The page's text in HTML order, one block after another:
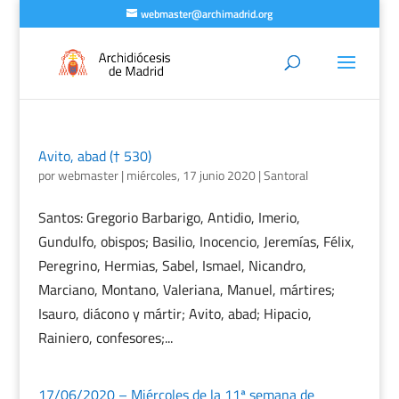
webmaster@archimadrid.org
Avito, abad († 530)
porwebmaster| miércoles, 17 junio 2020|Santoral
Santos: Gregorio Barbarigo, Antidio, Imerio,
Gundulfo, obispos; Basilio, Inocencio, Jeremías, Félix,
Peregrino, Hermias, Sabel, Ismael, Nicandro,
Marciano, Montano, Valeriana, Manuel, mártires;
Isauro, diácono y mártir; Avito, abad; Hipacio,
Rainiero, confesores;...
17/06/2020 – Miércoles de la 11ª semana de